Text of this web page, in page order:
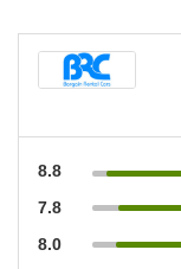
8.8
7.8
8.0